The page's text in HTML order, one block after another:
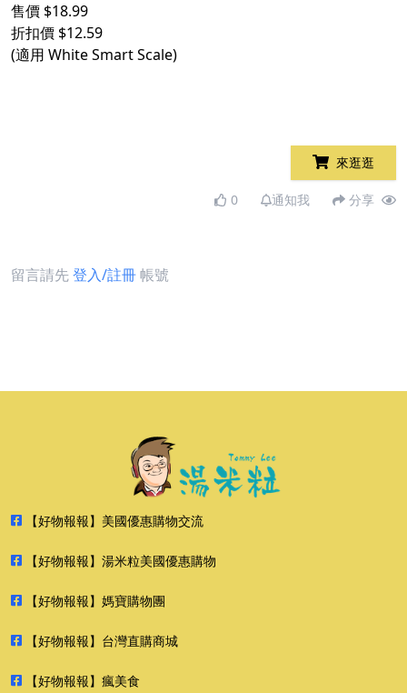
售價 $18.99
折扣價 $12.59
(適用 White Smart Scale)
來逛逛
0 通知我 分享
留言請先登入/註冊帳號
【好物報報】美國優惠購物交流
【好物報報】湯米粒美國優惠購物
【好物報報】媽寶購物團
【好物報報】台灣直購商城
【好物報報】瘋美食